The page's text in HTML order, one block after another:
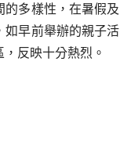
的多樣性，在暑假及
如早前舉辦的親子活
反映十分熱烈。